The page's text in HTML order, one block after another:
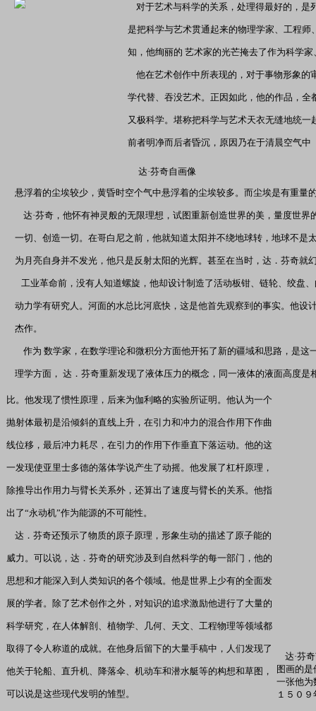
对于艺术与科学的关系，处理得最好的，是
是把科学与艺术贯通起来的物理学家、工程师
知，他绚丽的 艺术家的光芒掩去了作为科学家
他在艺术创作中所表现的，对于事物形象的
学代替、吞没艺术。正因如此，他的作品，
又极科学。堪称把科学与艺术天衣无缝地统
前者明净而后者昏沉，原因乃在于清晨空气中
达·芬奇自画像
悬浮着的尘埃较少，黄昏时空个气中悬浮着的尘埃较多。而尘埃是有重量
达·芬奇，他怀有神灵般的无限理想，试图重新创造世界的美，量度世
一切、创造一切。在哥白尼之前，他就知道太阳并不绕地球转，地球不是
为月亮自身并不发光，他只是反射太阳的光辉。甚至在当时，达．芬奇就
工业革命前，没有人知道螺旋，他却设计制造了活动板钳、链轮、绞盘
动力学有研究人。河面的水总比河底快，这是他首先观察到的事实。他设
杰作。
作为 数学家，在数学理论和微积分方面他开拓了新的疆域和思路，是这
理学方面， 达．芬奇重新发现了液体压力的概念，同一液体的液面高度
比。他发现了惯性原理，后来为伽利略的实验所证明。他认为一个
抛射体最初是沿倾斜的直线上升，在引力和冲力的混合作用下作曲
线位移，最后冲力耗尽，在引力的作用下作垂直下落运动。他的这
一发现使亚里士多德的落体学说产生了动摇。他发展了杠杆原理，
除推导出作用力与臂长关系外，还算出了速度与臂长的关系。他指
出了“永动机”作为能源的不可能性。
达．芬奇还预示了物质的原子原理，形象生动的描述了原子能的
威力。可以说，达．芬奇的研究涉及到自然科学的每一部门，他的
思想和才能深入到人类知识的各个领域。他是世界上少有的全面发
展的学者。除了艺术创作之外，对知识的追求激励他进行了大量的
科学研究，在人体解剖、植物学、几何、天文、工程物理等领域都
取得了令人称道的成就。在他身后留下的大量手稿中，人们发现了
他关于轮船、直升机、降落伞、机动车和潜水艇等的构想和草图，
可以说是这些现代发明的雏型。
达·芬
图画的
一张他为
１５０９